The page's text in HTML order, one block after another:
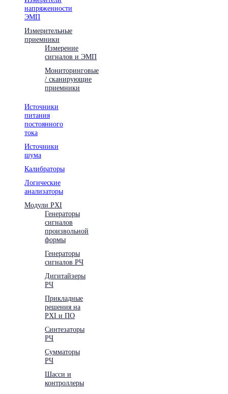
напряженности
ЭМП
Измерительные
приемники
Измерение
сигналов и ЭМП
Мониторинговые
/ сканирующие
приемники
Источники
питания
постоянного
тока
Источники
шума
Калибраторы
Логические
анализаторы
Модули PXI
Генераторы
сигналов
произвольной
формы
Генераторы
сигналов РЧ
Дигитайзеры
РЧ
Прикладные
решения на
PXI и ПО
Синтезаторы
РЧ
Сумматоры
РЧ
Шасси и
контроллеры